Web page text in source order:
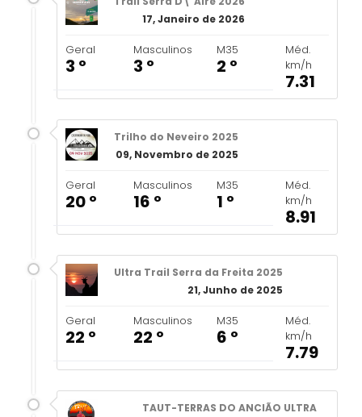
17, Janeiro de 2026
Geral
3 º
Masculinos
3 º
M35
2 º
Méd.
km/h
7.31
Trilho do Neveiro 2025
09, Novembro de 2025
Geral
20 º
Masculinos
16 º
M35
1 º
Méd.
km/h
8.91
Ultra Trail Serra da Freita 2025
21, Junho de 2025
Geral
22 º
Masculinos
22 º
M35
6 º
Méd.
km/h
7.79
TAUT-TERRAS DO ANCIÃO ULTRA